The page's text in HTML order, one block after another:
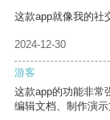
这款app就像我的社
2024-12-30
游客
这款app的功能非常
编辑文档、制作演示